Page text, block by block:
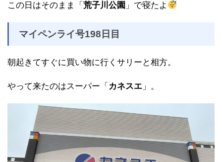
この日はそのまま「 荒子川公園 」で寝たよ
マイペンライ号198日目
朝起きてすぐに買い物に行くサリーと相方。
やって来たのはスーパー「 カネスエ 」。